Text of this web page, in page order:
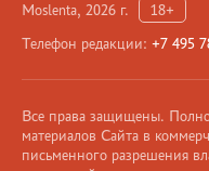
Moslenta, 2026 г.
18+
Телефон редакции: +7 495
Все права защищены.
материалов Сайта в
письменного разрешения